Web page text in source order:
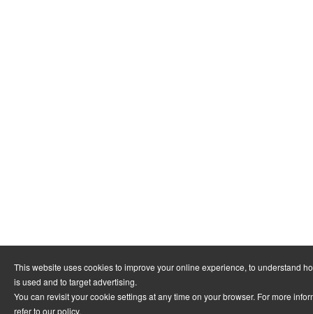
This website uses cookies to improve your online experience, to understand
is used and to target advertising.
You can revisit your cookie settings at any time on your browser. For more
refer to our policy.